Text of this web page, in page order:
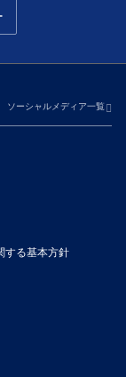
ソーシャルメディア一覧
する基本方針